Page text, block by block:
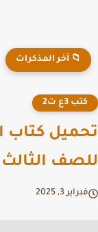
📁 آخر المذكرات
3ع ت2
كتاب
الثالث الاعدادى
3, 2025